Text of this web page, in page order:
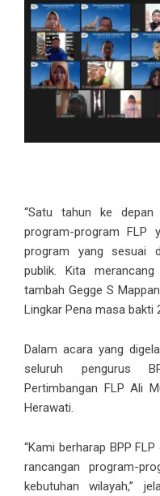
“Satu tahun ke
program-program FLP
program yang sesuai
publik. Kita
tambah Gegge S
Lingkar Pena masa bakti
Dalam acara yang
seluruh pengurus
Pertimbangan FLP Ali
Herawati.
“Kami berharap BPP
rancangan program-
kebutuhan wilayah,”